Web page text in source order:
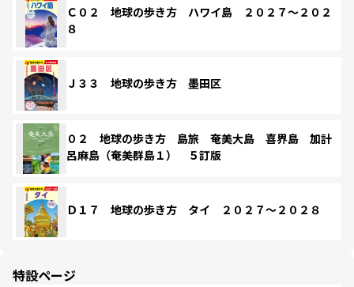
Ｃ０２ 地球の歩き方 ハワイ島 ２０２７～２０２
８
Ｊ３３ 地球の歩き方 墨田区
０２ 地球の歩き方 島旅 奄美大島 喜界島 加計
呂麻島（奄美群島１） ５訂版
Ｄ１７ 地球の歩き方 タイ ２０２７～２０２８
特設ページ